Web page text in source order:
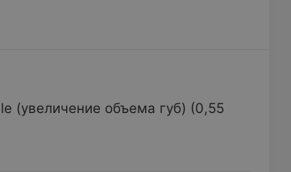
(увеличение объема губ) (0,55